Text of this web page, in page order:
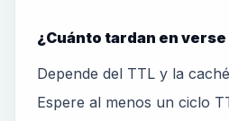
¿Cuánto tardan en
Depende del TTL y la
Espere al menos un ciclo